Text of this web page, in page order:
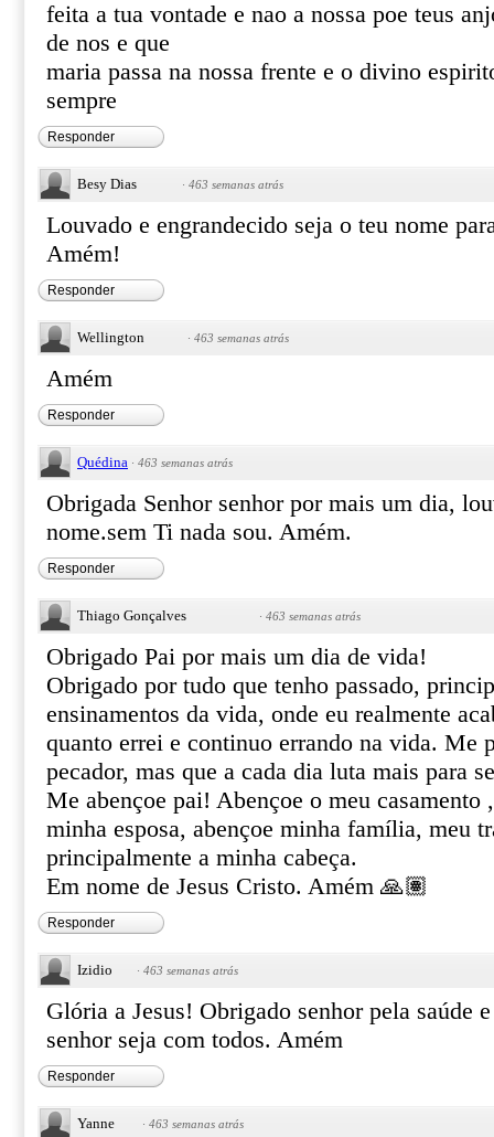
feita a tua vontade e nao a nossa poe teus
de nos e que
maria passa na nossa frente e o divino
sempre
Responder
Besy Dias · 463 semanas atrás
Louvado e engrandecido seja o teu nome
Amém!
Responder
Wellington · 463 semanas atrás
Amém
Responder
Quédina · 463 semanas atrás
Obrigada Senhor senhor por mais um dia,
nome.sem Ti nada sou. Amém.
Responder
Thiago Gonçalves · 463 semanas atrás
Obrigado Pai por mais um dia de vida!
Obrigado por tudo que tenho passado,
ensinamentos da vida, onde eu realmente
quanto errei e continuo errando na vida. Me
pecador, mas que a cada dia luta mais para
Me abençoe pai! Abençoe o meu casamento
minha esposa, abençoe minha família, meu
principalmente a minha cabeça.
Em nome de Jesus Cristo. Amém 🙏🏽
Responder
Izidio · 463 semanas atrás
Glória a Jesus! Obrigado senhor pela saúde
senhor seja com todos. Amém
Responder
Yanne · 463 semanas atrás